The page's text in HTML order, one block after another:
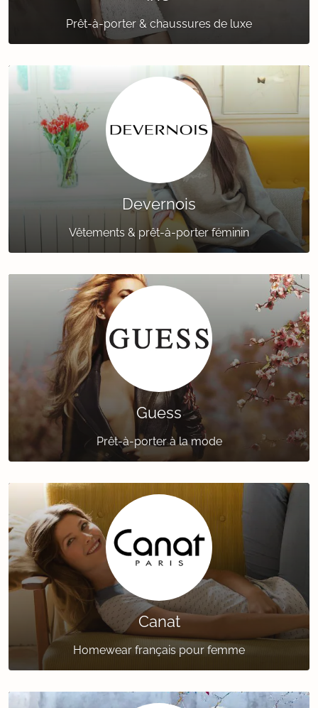
Prêt-à-porter & chaussures de luxe
Devernois
Vêtements & prêt-à-porter féminin
Guess
Prêt-à-porter à la mode
Canat
Homewear français pour femme